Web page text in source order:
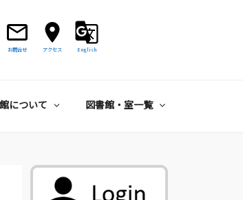
お問合せ アクセス English
について 図書館・室一覧